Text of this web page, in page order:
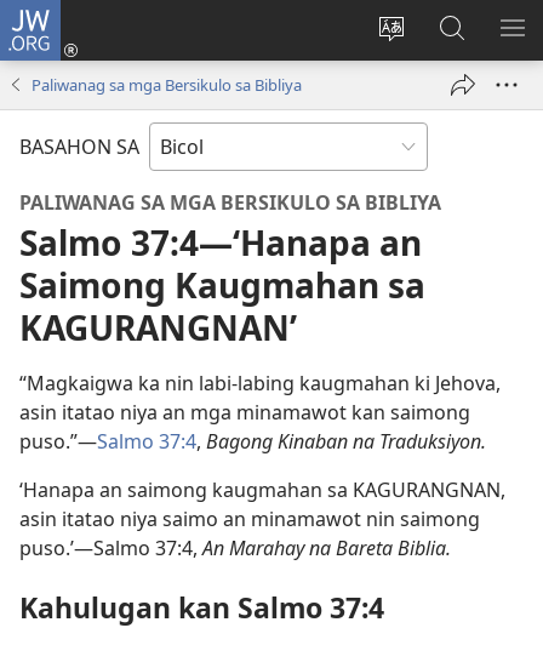
JW.ORG
Ribayan
lengguwahe
kan
Mag-
log
new
Hanapon
sa
JW.ORG
Paliwanag sa mga Bersikulo sa Bibliya
BASAHON SA
PALIWANAG SA MGA BERSIKULO SA BIBLIYA
Salmo 37:4—‘Hanapa an
Saimong Kaugmahan sa
KAGURANGNAN’
“Magkaigwa ka nin labi-labing kaugmahan ki Jehova,
asin itatao niya an mga minamawot kan saimong
puso.”—Salmo 37:4, Bagong Kinaban na Traduksiyon.
‘Hanapa an saimong kaugmahan sa KAGURANGNAN,
asin itatao niya saimo an minamawot nin saimong
puso.’—Salmo 37:4,An Marahay na Bareta Biblia.
Kahulugan kan Salmo 37:4